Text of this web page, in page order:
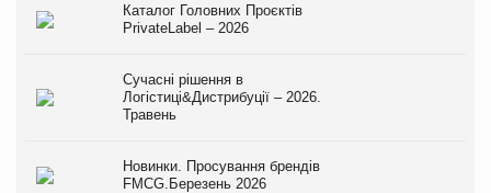
Каталог Головних Проєктів
PrivateLabel – 2026
Сучасні рішення в
Логістиці&Дистрибуції – 2026.
Травень
Новинки. Просування брендів
FMCG.Березень 2026